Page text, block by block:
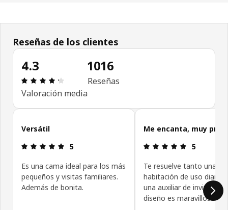
Reseñas de los clientes
4.3
Reseña: 4.3 de 5 estrellas. Revisiones totales:
Valoración media
1016
Reseñas
Omitir las opiniones de los clientes
Versátil
Reseña: 5 de 5 estrellas.
5
Es una cama ideal para los más
pequeños y visitas familiares.
Además de bonita.
Me encanta, muy
Reseña: 5
5
Te resuelve tanto una
habitación de uso diario,
una auxiliar de invitados,
diseño es maravilloso